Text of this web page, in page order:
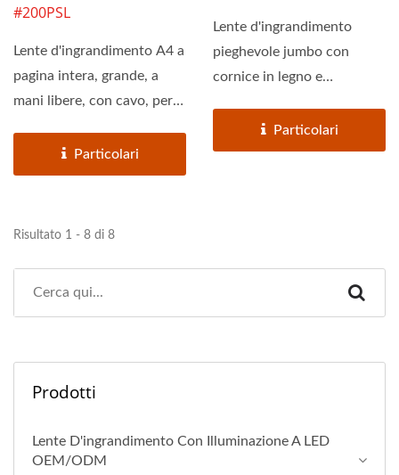
#200PSL
Lente d'ingrandimento A4 a
pagina intera, grande, a
mani libere, con cavo, per
Particolari
Lente d'ingrandimento
pieghevole jumbo con
cornice in legno e
per l'uso...Particolari
Risultato 1 - 8 di 8
Prodotti
Lente D'ingrandimento Con Illuminazione A LED
OEM/ODM